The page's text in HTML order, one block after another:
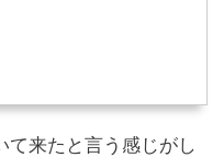
て来たと言う感じがし